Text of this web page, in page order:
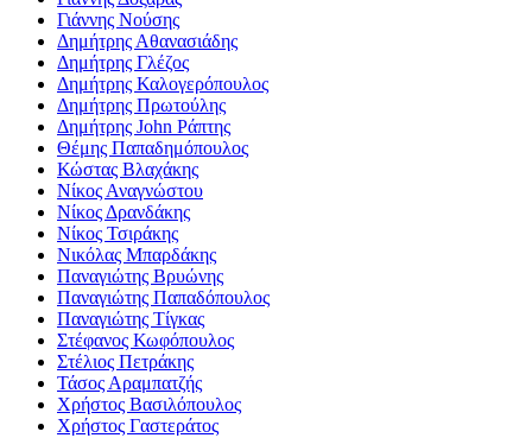
Γιάννης Νούσης
Δημήτρης Αθανασιάδης
Δημήτρης Γλέζος
Δημήτρης Καλογερόπουλος
Δημήτρης Πρωτούλης
Δημήτρης John Ράπτης
Θέμης Παπαδημόπουλος
Κώστας Βλαχάκης
Νίκος Αναγνώστου
Νίκος Δρανδάκης
Νίκος Τσιράκης
Νικόλας Μπαρδάκης
Παναγιώτης Βρυώνης
Παναγιώτης Παπαδόπουλος
Παναγιώτης Τίγκας
Στέφανος Κωφόπουλος
Στέλιος Πετράκης
Τάσος Αραμπατζής
Χρήστος Βασιλόπουλος
Χρήστος Γαστεράτος